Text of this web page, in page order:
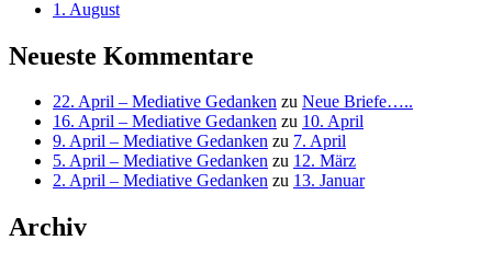
1. August
Neueste Kommentare
22. April – Mediative Gedanken zu Neue Briefe…..
16. April – Mediative Gedanken zu 10. April
9. April – Mediative Gedanken zu 7. April
5. April – Mediative Gedanken zu 12. März
2. April – Mediative Gedanken zu 13. Januar
Archiv